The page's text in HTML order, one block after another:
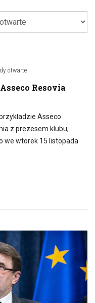
otwarte
Resovia
Asseco
z prezesem klubu,
we wtorek 15 listopada